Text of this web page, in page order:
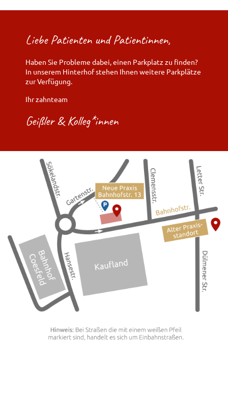
Liebe Patienten und Patientinnen,
Haben Sie Probleme dabei, einen Parkplatz zu finden?
In unserem Hinterhof stehen Ihnen weitere Parkplätze
zur Verfügung.
Ihr zahnteam
Geißler & Kolleg*innen